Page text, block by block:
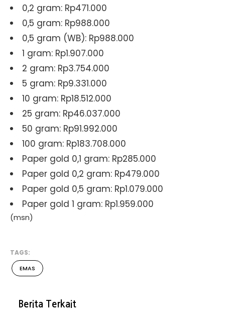
0,2 gram: Rp471.000
0,5 gram: Rp988.000
0,5 gram (WB): Rp988.000
1 gram: Rp1.907.000
2 gram: Rp3.754.000
5 gram: Rp9.331.000
10 gram: Rp18.512.000
25 gram: Rp46.037.000
50 gram: Rp91.992.000
100 gram: Rp183.708.000
Paper gold 0,1 gram: Rp285.000
Paper gold 0,2 gram: Rp479.000
Paper gold 0,5 gram: Rp1.079.000
Paper gold 1 gram: Rp1.959.000
(msn)
TAGS:
EMAS
Berita Terkait